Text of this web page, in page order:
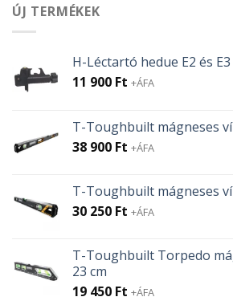
ÚJ TERMÉKEK
H-Léctartó hedue E2 és
11 900 Ft +ÁFA
T-Toughbuilt mágneses
38 900 Ft +ÁFA
T-Toughbuilt mágneses
30 250 Ft +ÁFA
T-Toughbuilt Torpedo
23 cm
19 450 Ft +ÁFA